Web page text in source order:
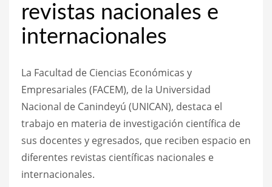
revistas nacionales e
internacionales
La Facultad de Ciencias Económicas y
Empresariales (FACEM), de la Universidad
Nacional de Canindeyú (UNICAN), destaca el
trabajo en materia de investigación científica de
sus docentes y egresados, que reciben espacio en
diferentes revistas científicas nacionales e
internacionales.